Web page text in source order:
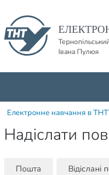
Івана Пулюя
Електронне навчання в
Надіслати
Пошта Відіслані